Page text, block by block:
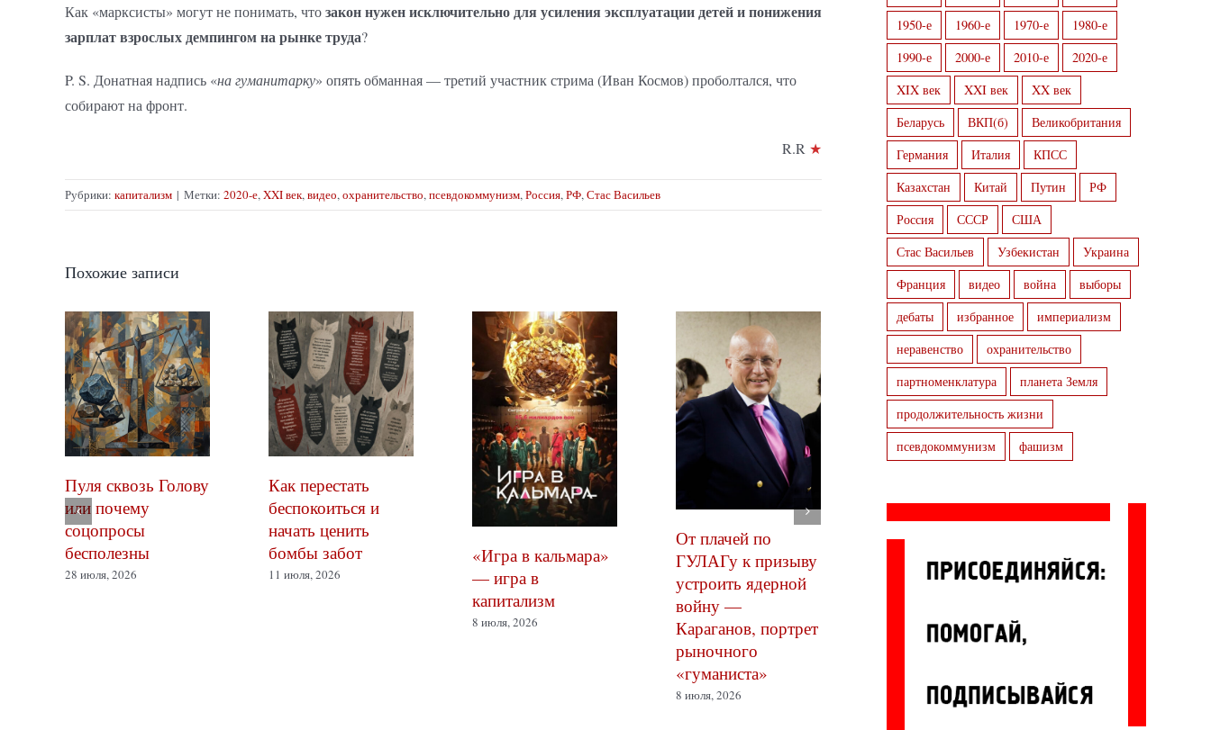
Как «марксисты» могут не понимать, чтозакон нужен исключительно для усиления эксплуатации детей и понижения
зарплат взрослых демпингом на рынке труда?
P. S. Донатная надпись «на гуманитарку» опять обманная — третий участник стрима (Иван Космов) проболтался, что
собирают на фронт.
R.R ★
Рубрики: капитализм | Метки: 2020-е,XXI век,видео,охранительство,псевдокоммунизм,Россия,РФ,Стас Васильев
Похожие записи
Пуля сквозь Голову
или почему
соцопросы
бесполезны
28 июля, 2026
Как перестать
беспокоиться и
начать ценить
бомбы забот
11 июля, 2026
«Игра в кальмара»
— игра в
капитализм
8 июля, 2026
От плачей по
ГУЛАГу к призыву
устроить ядерной
войну —
Караганов, портрет
рыночного
«гуманиста»
8 июля, 2026
Бочка марксизма +
бочка путинизма =
1950-е
1960-е 1970-е
1980-е
1990-е
2000-е 2010-е
2020-е
XIX век
XXI век
XX век
Беларусь
ВКП(б)
Великобритания
Германия
Италия
КПСС
Казахстан
Китай Путин
РФ
Россия
СССР
США
Стас Васильев
Узбекистан
Украина
Франция
видео война
выборы
дебаты
избранное
империализм
неравенство
охранительство
партноменклатура
планета Земля
продолжительность жизни
псевдокоммунизм
фашизм